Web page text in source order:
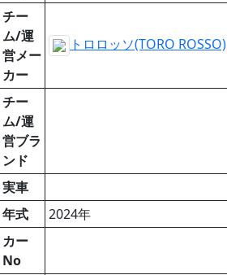
チー
ム/運
営メー
カー
トロロッソ(TORO ROSSO)
チー
ム/運
営ブラ
ンド
実車
年式
2024年
カー
No